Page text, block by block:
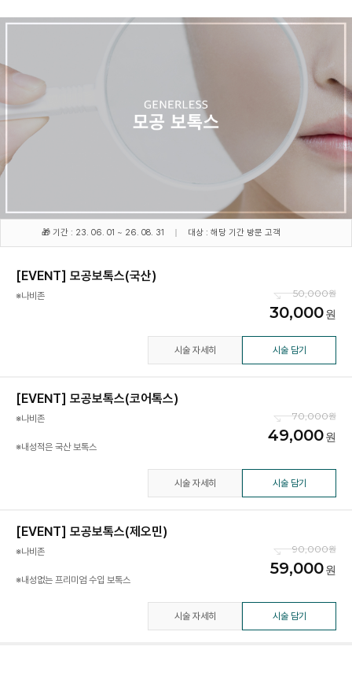
🎁 기간 : 23. 06. 01 ~ 26. 08. 31 대상 : 해당 기간 방문 고객
[EVENT] 모공보톡스(국산)
※나비존 50,000
30,000
시술 자세히 시술 담기
[EVENT] 모공보톡스(코어톡스)
※나비존
※내성적은 국산 보톡스
70,000
49,000
시술 자세히 시술 담기
[EVENT] 모공보톡스(제오민)
※나비존
※내성없는 프리미엄 수입 보톡스
90,000
59,000
시술 자세히 시술 담기